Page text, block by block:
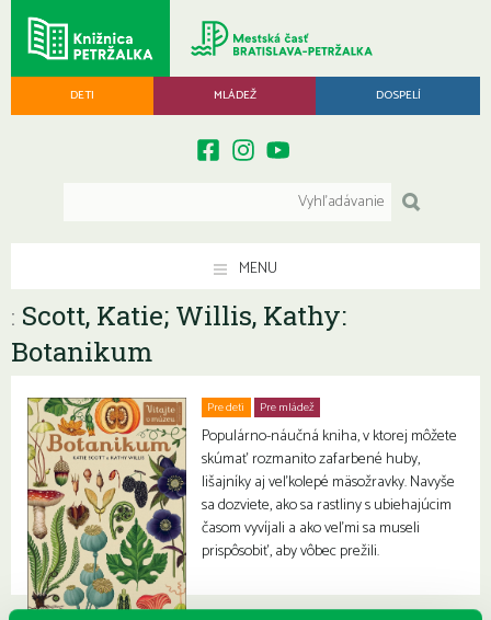
DETI MLÁDEŽ DOSPELÍ
MENU
: Scott, Katie; Willis, Kathy:
Botanikum
Pre deti Pre mládež
Populárno-náučná kniha, v ktorej môžete
skúmať rozmanito zafarbené huby,
lišajníky aj veľkolepé mäsožravky. Navyše
sa dozviete, ako sa rastliny s ubiehajúcim
časom vyvíjali a ako veľmi sa museli
prispôsobiť, aby vôbec prežili.